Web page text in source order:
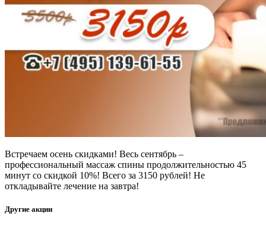
Встречаем осень скидками! Весь сентябрь –
профессиональный массаж спины продолжительностью 45
минут со скидкой 10%! Всего за 3150 рублей! Не
откладывайте лечение на завтра!
Другие акции